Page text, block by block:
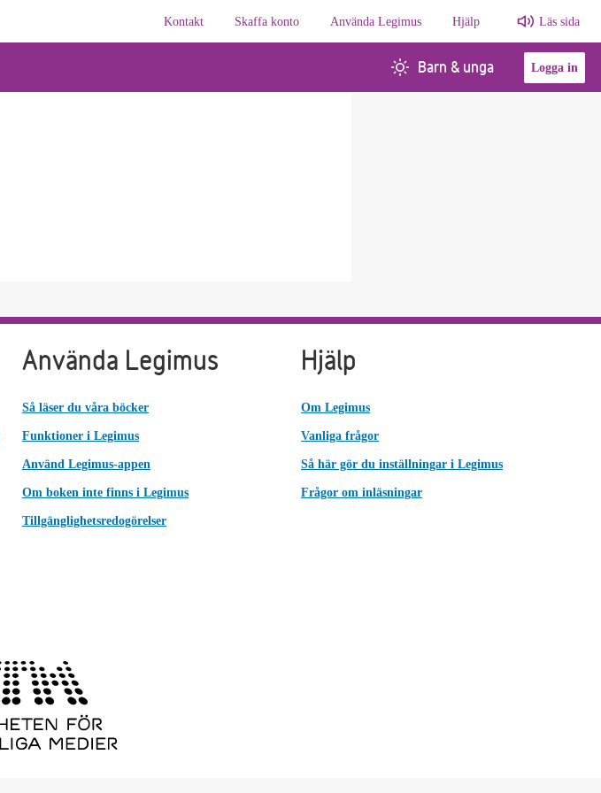
Kontakt
Skaffa konto Använda Legimus Hjälp Läs sida
Barn & unga Logga in
Använda Legimus
Så läser du våra böcker
Funktioner i Legimus
Använd Legimus-appen
Om boken inte finns i Legimus
Tillgänglighetsredogörelser
Hjälp
Om Legimus
Vanliga frågor
Så här gör du inställningar i Legimus
Frågor om inläsningar